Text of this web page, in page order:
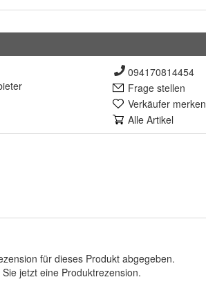
094170814454
Frage stellen
Verkäufer merken
Alle Artikel
für dieses Produkt abgegeben.
jetzt eine Produktrezension.